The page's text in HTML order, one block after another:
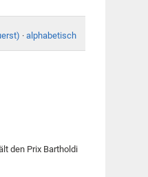
· alphabetisch
den Prix Bartholdi